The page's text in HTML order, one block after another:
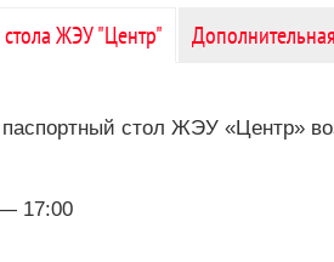
ЖЭУ "Центр"
стол ЖЭУ «Центр»
17:00